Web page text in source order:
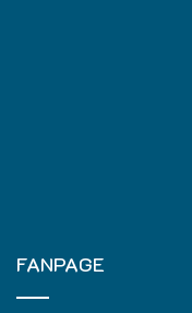
FANPAGE